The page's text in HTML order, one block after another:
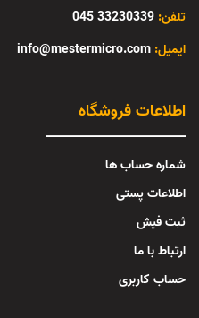
تلفن: 33230339 045
info@mestermicro.com :ایمیل
اطلاعات فروشگاه
شماره حساب ها
اطلاعات پستی
ثبت فیش
ارتباط با ما
حساب کاربری